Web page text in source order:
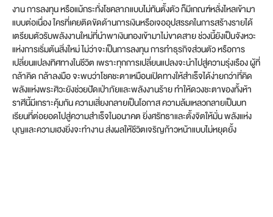
งาน การลงทุน หรือแม้กระทั่งโชคลาภแบบไม่ทันตั้งตัว ก็มีเกณฑ์หลั่งไหลเข้ามา
แบบต่อเนื่อง ใครที่เคยติดขัดด้านการเงินหรือเจออุปสรรคในการสร้างรายได้
เตรียมตัวรับพลังงานใหม่ที่นำพาเงินทองเข้ามาไม่ขาดสาย ช่วงนี้ยังเป็นจังหวะ
แห่งการเริ่มต้นสิ่งใหม่ ไม่ว่าจะเป็นการลงทุน การทำธุรกิจส่วนตัว หรือการ
เปลี่ยนแปลงทิศทางในชีวิต เพราะทุกการเปลี่ยนแปลงจะนำไปสู่ความรุ่งเรือง ผู้ที่
กล้าคิด กล้าลงมือ จะพบว่าโชคชะตาเหมือนเปิดทางให้สำเร็จได้ง่ายกว่าที่คิด
พลังแห่งพระศิวะยังช่วยปัดเป่าภัยและพลังงานร้าย ทำให้ดวงชะตาของทั้งห้า
ราศีนี้มีเกราะคุ้มกัน ความเสี่ยงกลายเป็นโอกาส ความล้มเหลวกลายเป็นบท
เรียนที่ต่อยอดไปสู่ความสำเร็จในอนาคต ยิ่งศรัทธาและตั้งจิตให้มั่น พลังแห่ง
บุญและความเฮงยิ่งจะทำงาน ส่งผลให้ชีวิตเจริญก้าวหน้าแบบไม่หยุดยั้ง